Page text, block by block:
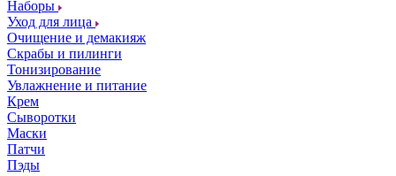
Наборы
Уход для лица
Очищение и демакияж
Скрабы и пилинги
Тонизирование
Увлажнение и питание
Крем
Сыворотки
Маски
Патчи
Пэды